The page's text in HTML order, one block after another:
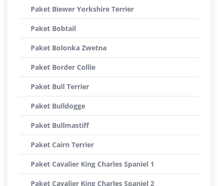
Paket Biewer Yorkshire Terrier
Paket Bobtail
Paket Bolonka Zwetna
Paket Border Collie
Paket Bull Terrier
Paket Bulldogge
Paket Bullmastiff
Paket Cairn Terrier
Paket Cavalier King Charles Spaniel 1
Paket Cavalier King Charles Spaniel 2